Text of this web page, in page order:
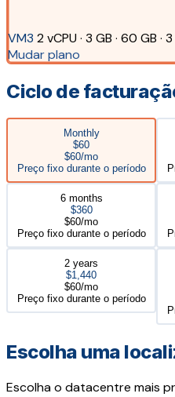
VM3 2 vCPU · 3 GB · 60 GB ·
Mudar plano
Ciclo de
Monthly
$60
$60/mo
Preço fixo durante o período
6 months
$360
$60/mo
Preço fixo durante o período
2 years
$1,440
$60/mo
Preço fixo durante o período
Escolha uma
Escolha o datacentre mais